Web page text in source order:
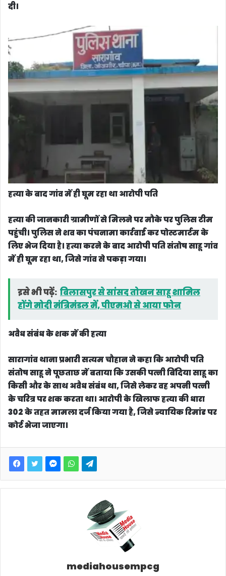
दी।
हत्या के बाद गांव में ही घूम रहा था आरोपी पति
हत्या की जानकारी ग्रामीणों से मिलने पर मौके पर पुलिस टीम
पहुंची। पुलिस ने शव का पंचनामा कार्रवाई कर पोस्टमार्टम के
लिए भेज दिया है। हत्या करने के बाद आरोपी पति संतोष साहू गांव
में ही घूम रहा था, जिसे गांव से पकड़ा गया।
इसे भी पढ़ें: बिलासपुर से सांसद तोखन साहू शामिल
होंगे मोदी मंत्रिमंडल में, पीएमओ से आया फोन
अवैध संबंध के शक में की हत्या
सारागांव थाना प्रभारी सत्यम चौहान ने कहा कि आरोपी पति
संतोष साहू ने पूछताछ में बताया कि उसकी पत्नी बिंदिया साहू का
किसी और के साथ अवैध संबंध था, जिसे लेकर वह अपनी पत्नी
के चरित्र पर शक करता था। आरोपी के खिलाफ हत्या की धारा
302 के तहत मामला दर्ज किया गया है, जिसे न्यायिक रिमांड पर
कोर्ट भेजा जाएगा।
mediahousempcg